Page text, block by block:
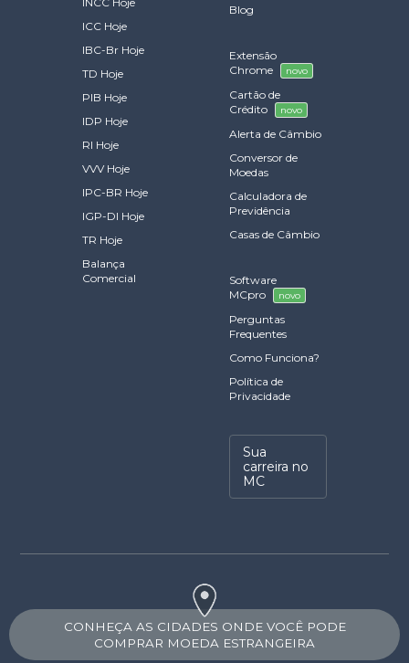
ICC Hoje
IBC-Br Hoje
TD Hoje
PIB Hoje
IDP Hoje
RI Hoje
VVV Hoje
IPC-BR Hoje
IGP-DI Hoje
TR Hoje
Balança
Comercial
Blog
Extensão
Chrome
novo
Cartão de
Crédito
novo
Alerta de Câmbio
Conversor de
Moedas
Calculadora de
Previdência
Casas de Câmbio
Software
MCpro
novo
Perguntas
Frequentes
Como Funciona?
Política de
Privacidade
Sua
carreira no
MC
CONHEÇA AS CIDADES ONDE VOCÊ PODE
COMPRAR MOEDA ESTRANGEIRA